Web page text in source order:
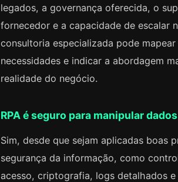
legados, a governança oferecida, o
fornecedor e a capacidade de escalar
consultoria especializada pode mapear
necessidades e indicar a abordagem
realidade do negócio.
RPA é seguro para manipular
Sim, desde que sejam aplicadas boas
segurança da informação, como
acesso, criptografia, logs detalhados